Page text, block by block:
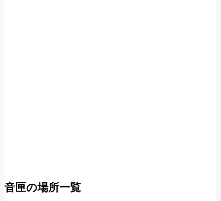
音匣の場所一覧